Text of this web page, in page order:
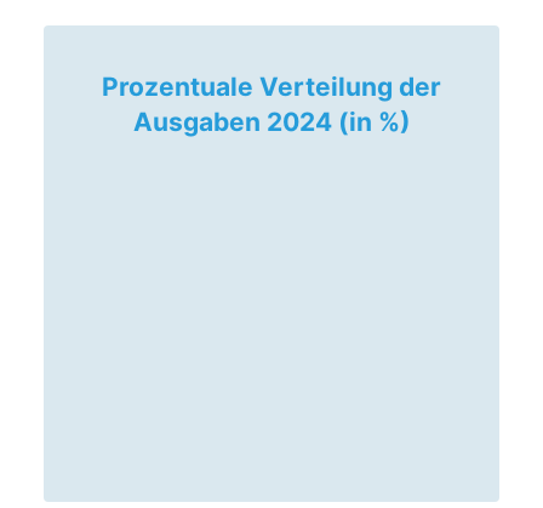
Prozentuale Verteilung der
Ausgaben 2024 (in %)